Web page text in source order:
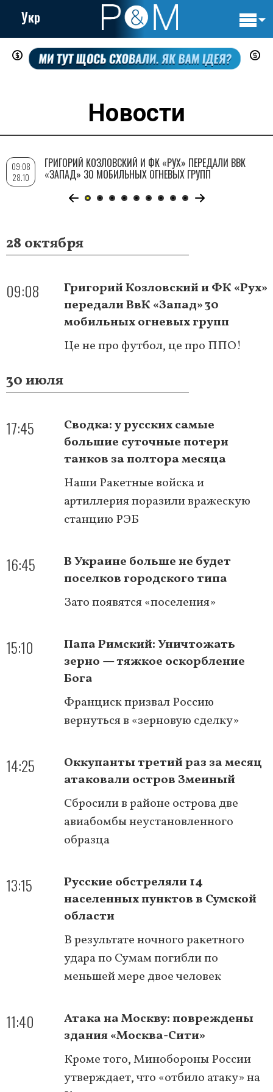
Перейти
Укр
Новости
28 октября
09:08
Григорий Козловский и ФК «Рух»
передали ВвК «Запад» 30
мобильных огневых групп
Це не про футбол, це про ППО!
30 июля
17:45
Сводка: у русских самые
большие суточные потери
танков за полтора месяца
Наши Ракетные войска и
артиллерия поразили вражескую
станцию РЭБ
16:45
В Украине больше не будет
поселков городского типа
Зато появятся «поселения»
15:10
Папа Римский: Уничтожать
зерно — тяжкое оскорбление
Бога
Франциск призвал Россию
вернуться в «зерновую сделку»
14:25
Оккупанты третий раз за месяц
атаковали остров Змеиный
Сбросили в районе острова две
авиабомбы неустановленного
образца
13:15
Русские обстреляли 14
населенных пунктов в Сумской
области
В результате ночного ракетного
удара по Сумам погибли по
меньшей мере двое человек
11:40
Атака на Москву: повреждены
здания «Москва-Сити»
Кроме того, Минобороны России
утверждает, что «отбило атаку» на
09:08
28.10
ГРИГОРИЙ КОЗЛОВСКИЙ И ФК «РУХ» ПЕРЕДАЛИ ВВК
«ЗАПАД» 30 МОБИЛЬНЫХ ОГНЕВЫХ ГРУПП